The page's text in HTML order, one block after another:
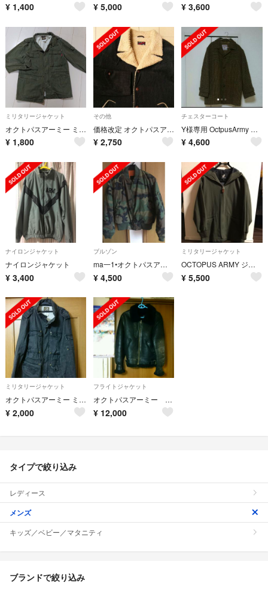
¥ 1,400 ¥ 5,000 ¥ 3,600
ミリタリージャケット
オクトパスアーミー ミリタリージャケット L
¥ 1,800
その他
価格改定 オクトパスアーミー コーデュロイコート ウォームブラック
¥ 2,750
チェスターコート
Y様専用 OctpusArmy Harrustoボアコート
¥ 4,600
ナイロンジャケット
ナイロンジャケット
¥ 3,400
ブルゾン
ma一1•オクトパスアーミー
¥ 4,500
ミリタリージャケット
OCTOPUS ARMY ジャケット
¥ 5,500
ミリタリージャケット
オクトパスアーミー ミリタリージャケット
¥ 2,000
フライトジャケット
オクトパスアーミー 色、黒 B-3 フライトジャケット
¥ 12,000
タイプで絞り込み
レディース
メンズ
キッズ／ベビー／マタニティ
ブランドで絞り込み